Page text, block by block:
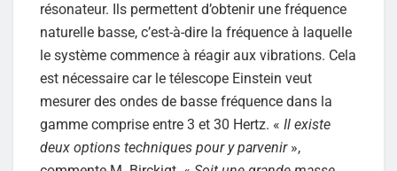
résonateur. Ils permettent d’obtenir une fréquence
naturelle basse, c’est-à-dire la fréquence à laquelle
le système commence à réagir aux vibrations. Cela
est nécessaire car le télescope Einstein veut
mesurer des ondes de basse fréquence dans la
gamme comprise entre 3 et 30 Hertz. « Il existe
deux options techniques pour y parvenir»,